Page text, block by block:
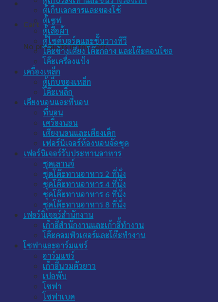
Cart
No products in the cart.
ตู้เก็บเอกสารและของใช้
ตู้เซฟ
ตู้เสื้อผ้า
ตู้ไซด์บอร์ดและชั้นวางทีวี
โต๊ะข้างเตียง โต๊ะกลาง และโต๊ะคอนโซล
โต๊ะเครื่องแป้ง
เครื่องเหล็ก
ตู้เก็บของเหล็ก
โต๊ะเหล็ก
เตียงนอนและที่นอน
ที่นอน
เครื่องนอน
เตียงนอนและเตียงเด็ก
เฟอร์นิเจอร์ห้องนอนจัดชุด
เฟอร์นิเจอร์รับประทานอาหาร
ชุดเลานจ์
ชุดโต๊ะทานอาหาร 2 ที่นั่ง
ชุดโต๊ะทานอาหาร 4 ที่นั่ง
ชุดโต๊ะทานอาหาร 6 ที่นั่ง
ชุดโต๊ะทานอาหาร 8 ที่นั่ง
เฟอร์นิเจอร์สำนักงาน
เก้าอี้สำนักงานและเก้าอี้ทำงาน
โต๊ะคอมพิวเตอร์และโต๊ะทำงาน
โซฟาและอาร์มแชร์
อาร์มแชร์
เก้าอี้นวมตัวยาว
เปลพับ
โซฟา
โซฟาเบด